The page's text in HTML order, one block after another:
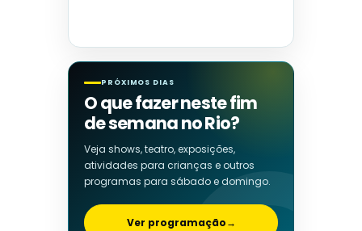
PRÓXIMOS DIAS
O que fazer neste fim
de semana no Rio?
Veja shows, teatro, exposições,
atividades para crianças e outros
programas para sábado e domingo.
Ver programação→